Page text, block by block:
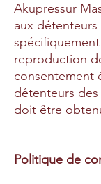
Akupressur
aux
reproduction
consentement
détenteurs
doit être
Politique de